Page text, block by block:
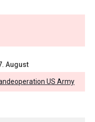
August
US Army